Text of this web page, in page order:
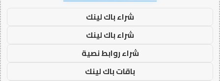
شراء باك لينك
شراء باك لينك
شراء روابط نصية
باقات باك لينك